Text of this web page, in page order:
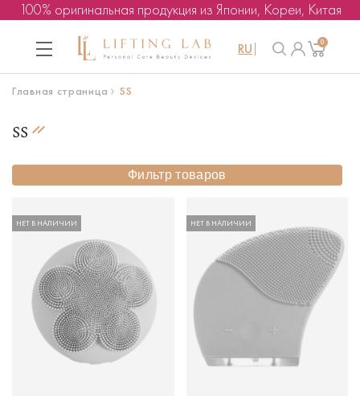
100% оригинальная продукция из Японии, Кореи, Китая
RU 0
Главная страница SS
SS
Фильтр товаров
НЕТ В НАЛИЧИИ НЕТ В НАЛИЧИИ